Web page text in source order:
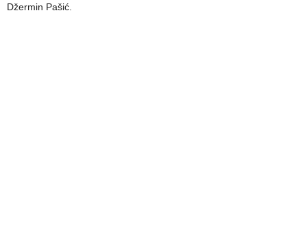
Džermin Pašić.